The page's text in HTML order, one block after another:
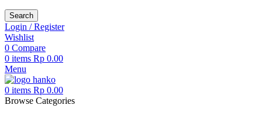
Search
Login / Register
Wishlist
0 Compare
0 items Rp 0.00
Menu
0 items Rp 0.00
Browse Categories